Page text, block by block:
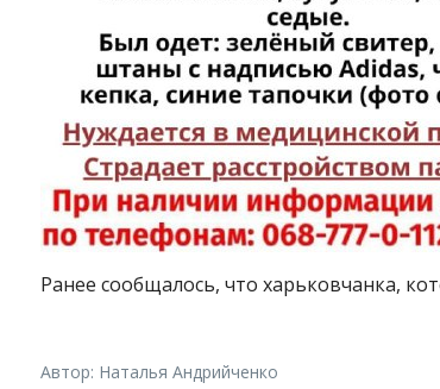
Ранее сообщалось, что харьковчанка,
Автор: Наталья Андрийченко